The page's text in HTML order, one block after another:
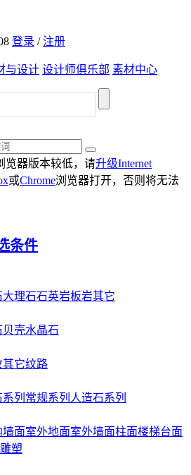
登录 /注册
与设计 设计师俱乐部 素材中心
览器版本较低，请升级Internet
或Chrome浏览器打开，否则将无法
条件
大理石石英岩板岩其它
贝壳水晶石
其它纹路
列 常规系列 人造石系列
墙面室外地面室外墙面柱面楼梯台面
雕塑